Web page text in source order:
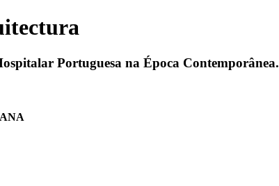
Portuguesa na Época Contemporânea.